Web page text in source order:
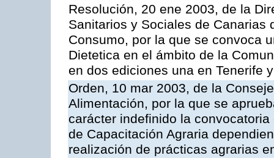
Resolución, 20 ene 2003, de la
Sanitarios y Sociales de Canarias
Consumo, por la que se convoca
Dietetica en el ámbito de la
en dos ediciones una en Tenerife
Orden, 10 mar 2003, de la
Alimentación, por la que se
carácter indefinido la
de Capacitación Agraria
realización de prácticas agrarias